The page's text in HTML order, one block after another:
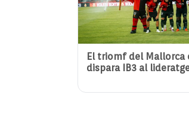
El triomf del Mallorca
dispara IB3 al